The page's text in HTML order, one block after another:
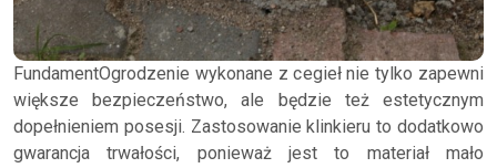
FundamentOgrodzenie wykonane z cegieł nie tylko zapewni
większe bezpieczeństwo, ale będzie też estetycznym
dopełnieniem posesji. Zastosowanie klinkieru to dodatkowo
gwarancja trwałości, ponieważ jest to materiał mało